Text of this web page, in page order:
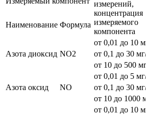
измерений,
концентрация
измеряемого
компонента
Наименование Формула
Азота диоксид NO2
от 0,01 до 10
от 0,1 до 30
от 10 до 500
Азота оксид NO
от 0,01 до 5
от 0,1 до 30
от 10 до 1000
от 0,01 до 10